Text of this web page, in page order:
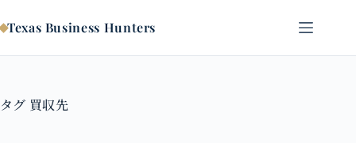
ン
ン
ス
Texas Business Hunters
タグ 買収先